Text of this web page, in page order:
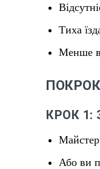
Тиха
Менше
КРОК 1:
Майстер
Або ви